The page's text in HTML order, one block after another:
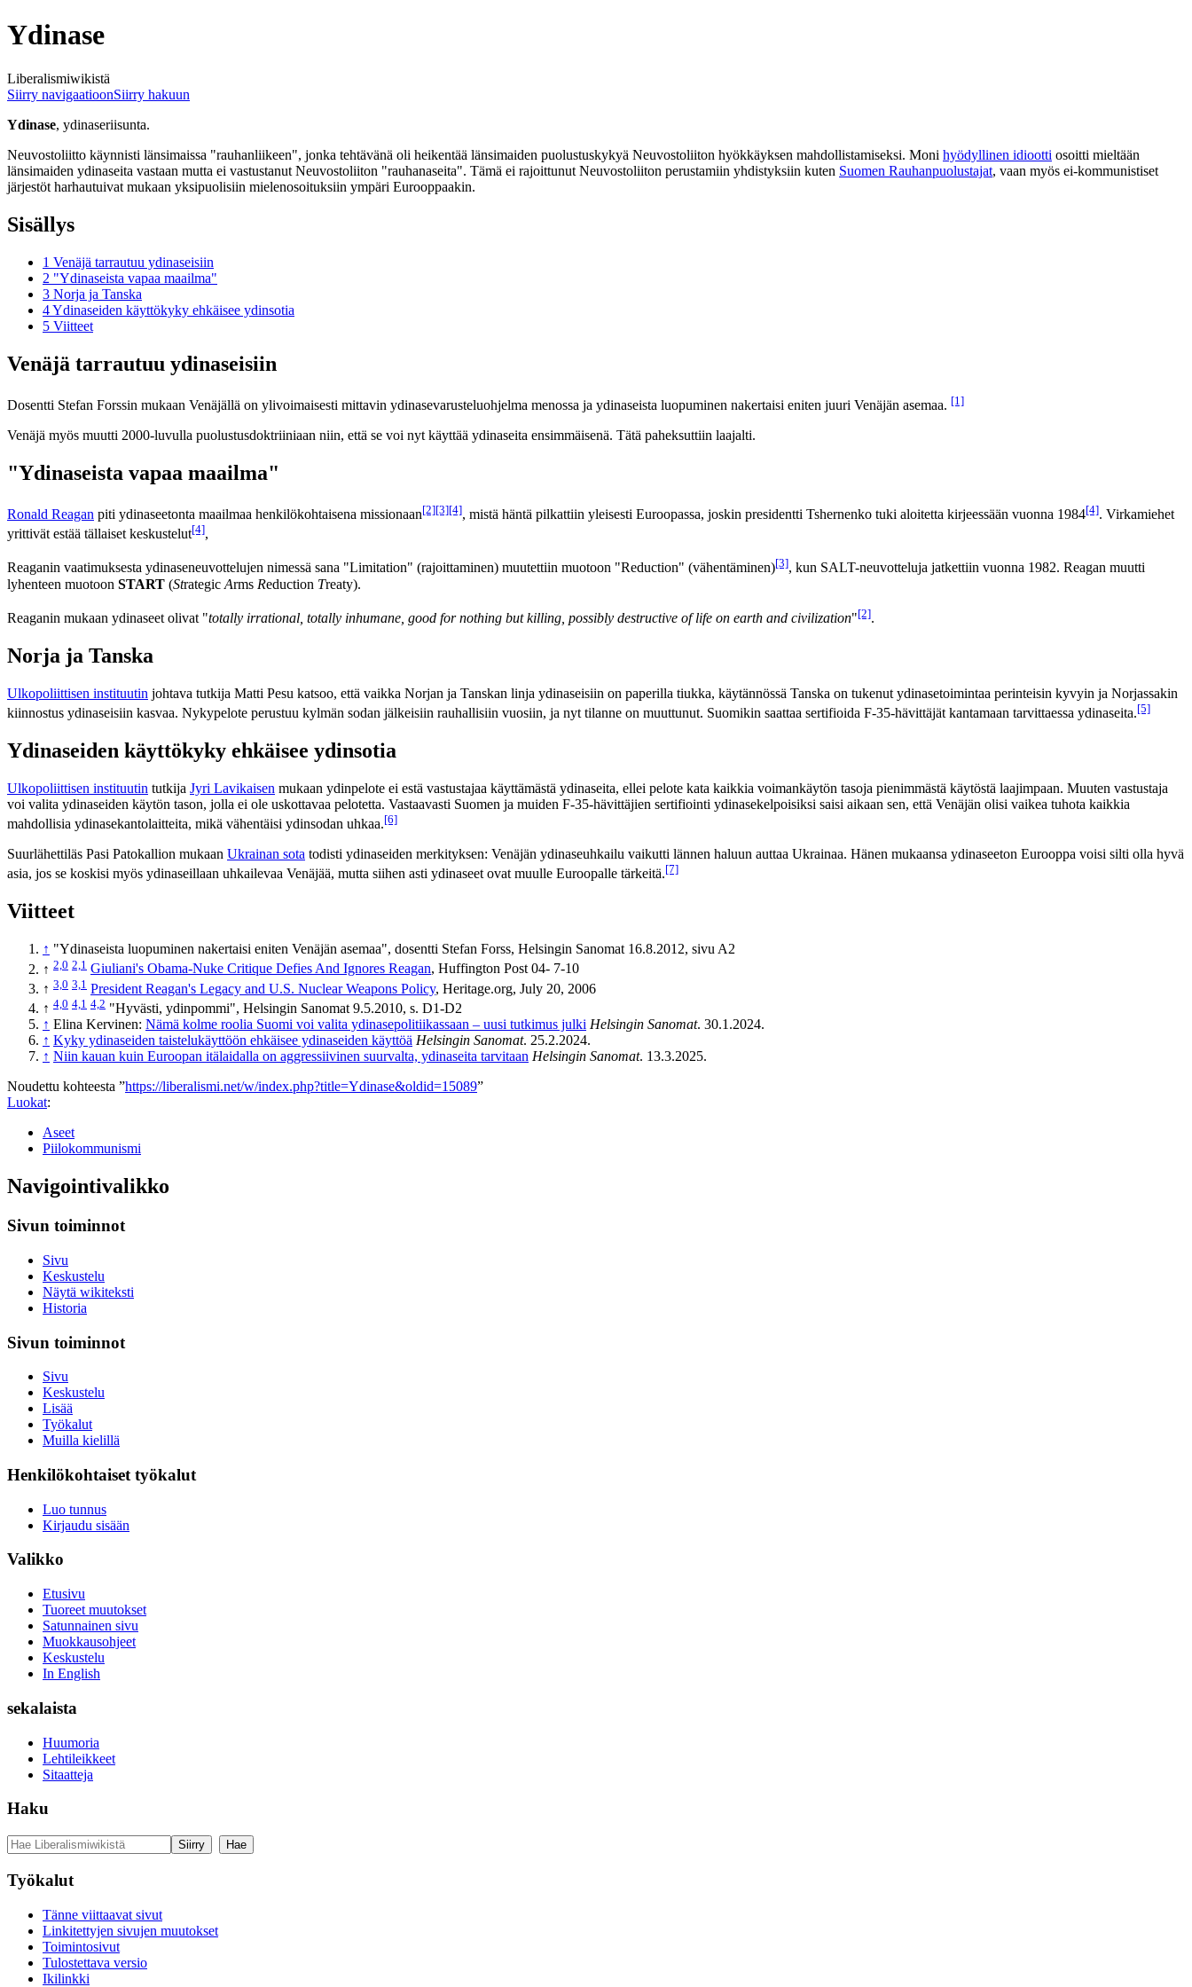
Ydinase
Liberalismiwikistä
Siirry navigaatioonSiirry hakuun
Ydinase, ydinaseriisunta.
Neuvostoliitto käynnisti länsimaissa "rauhanliikeen", jonka tehtävänä oli heikentää länsimaiden puolustuskykyä Neuvostoliiton hyökkäyksen mahdollistamiseksi. Moni hyödyllinen idiootti osoitti mieltään
länsimaiden ydinaseita vastaan mutta ei vastustanut Neuvostoliiton "rauhanaseita". Tämä ei rajoittunut Neuvostoliiton perustamiin yhdistyksiin kuten Suomen Rauhanpuolustajat, vaan myös ei-kommunistiset
järjestöt harhautuivat mukaan yksipuolisiin mielenosoituksiin ympäri Eurooppaakin.
Sisällys
1 Venäjä tarrautuu ydinaseisiin
2 "Ydinaseista vapaa maailma"
3 Norja ja Tanska
4Ydinaseiden käyttökyky ehkäisee ydinsotia
5 Viitteet
Venäjä tarrautuu ydinaseisiin
Dosentti Stefan Forssin mukaan Venäjällä on ylivoimaisesti mittavin ydinasevarusteluohjelma menossa ja ydinaseista luopuminen nakertaisi eniten juuri Venäjän asemaa. [1]
Venäjä myös muutti 2000-luvulla puolustusdoktriiniaan niin, että se voi nyt käyttää ydinaseita ensimmäisenä. Tätä paheksuttiin laajalti.
"Ydinaseista vapaa maailma"
Ronald Reagan piti ydinaseetonta maailmaa henkilökohtaisena missionaan[2][3][4], mistä häntä pilkattiin yleisesti Euroopassa, joskin presidentti Tshernenko tuki aloitetta kirjeessään vuonna 1984[4]. Virkamiehet
yrittivät estää tällaiset keskustelut[4],
Reaganin vaatimuksesta ydinaseneuvottelujen nimessä sana "Limitation" (rajoittaminen) muutettiin muotoon "Reduction" (vähentäminen)[3], kun SALT-neuvotteluja jatkettiin vuonna 1982. Reagan muutti
lyhenteen muotoon START (Strategic Arms Reduction Treaty).
Reaganin mukaan ydinaseet olivat "totally irrational, totally inhumane, good for nothing but killing, possibly destructive of life on earth and civilization"[2].
Norja ja Tanska
Ulkopoliittisen instituutin johtava tutkija Matti Pesu katsoo, että vaikka Norjan ja Tanskan linja ydinaseisiin on paperilla tiukka, käytännössä Tanska on tukenut ydinasetoimintaa perinteisin kyvyin ja Norjassakin
kiinnostus ydinaseisiin kasvaa. Nykypelote perustuu kylmän sodan jälkeisiin rauhallisiin vuosiin, ja nyt tilanne on muuttunut. Suomikin saattaa sertifioida F-35-hävittäjät kantamaan tarvittaessa ydinaseita.[5]
Ydinaseiden käyttökyky ehkäisee ydinsotia
Ulkopoliittisen instituutin tutkija Jyri Lavikaisen mukaan ydinpelote ei estä vastustajaa käyttämästä ydinaseita, ellei pelote kata kaikkia voimankäytön tasoja pienimmästä käytöstä laajimpaan. Muuten vastustaja
voi valita ydinaseiden käytön tason, jolla ei ole uskottavaa pelotetta. Vastaavasti Suomen ja muiden F-35-hävittäjien sertifiointi ydinasekelpoisiksi saisi aikaan sen, että Venäjän olisi vaikea tuhota kaikkia
mahdollisia ydinasekantolaitteita, mikä vähentäisi ydinsodan uhkaa.[6]
Suurlähettiläs Pasi Patokallion mukaan Ukrainan sota todisti ydinaseiden merkityksen: Venäjän ydinaseuhkailu vaikutti lännen haluun auttaa Ukrainaa. Hänen mukaansa ydinaseeton Eurooppa voisi silti olla hyvä
asia, jos se koskisi myös ydinaseillaan uhkailevaa Venäjää, mutta siihen asti ydinaseet ovat muulle Euroopalle tärkeitä.[7]
Viitteet
↑ "Ydinaseista luopuminen nakertaisi eniten Venäjän asemaa", dosentti Stefan Forss, Helsingin Sanomat 16.8.2012, sivu A2
↑ 2,0 2,1 Giuliani's Obama-Nuke Critique Defies And Ignores Reagan, Huffington Post 04- 7-10
↑ 3,0 3,1 President Reagan's Legacy and U.S. Nuclear Weapons Policy, Heritage.org, July 20, 2006
↑ 4,0 4,1 4,2 "Hyvästi, ydinpommi", Helsingin Sanomat 9.5.2010, s. D1-D2
↑ Elina Kervinen: Nämä kolme roolia Suomi voi valita ydinase­politiikassaan – uusi tutkimus julki Helsingin Sanomat. 30.1.2024.
↑ Kyky ydinaseiden taistelukäyttöön ehkäisee ydinaseiden käyttöä Helsingin Sanomat. 25.2.2024.
↑ Niin kauan kuin Euroopan itälaidalla on aggressiivinen suurvalta, ydinaseita tarvitaan Helsingin Sanomat. 13.3.2025.
Noudettu kohteesta ”https://liberalismi.net/w/index.php?title=Ydinase&oldid=15089”
Luokat:
Aseet
Piilokommunismi
Navigointivalikko
Sivun toiminnot
Sivu
Keskustelu
Näytä wikiteksti
Historia
Sivun toiminnot
Sivu
Keskustelu
Lisää
Työkalut
Muilla kielillä
Henkilökohtaiset työkalut
Luo tunnus
Kirjaudu sisään
Valikko
Etusivu
Tuoreet muutokset
Satunnainen sivu
Muokkausohjeet
Keskustelu
In English
sekalaista
Huumoria
Lehtileikkeet
Sitaatteja
Haku
Työkalut
Tänne viittaavat sivut
Linkitettyjen sivujen muutokset
Toimintosivut
Tulostettava versio
Ikilinkki